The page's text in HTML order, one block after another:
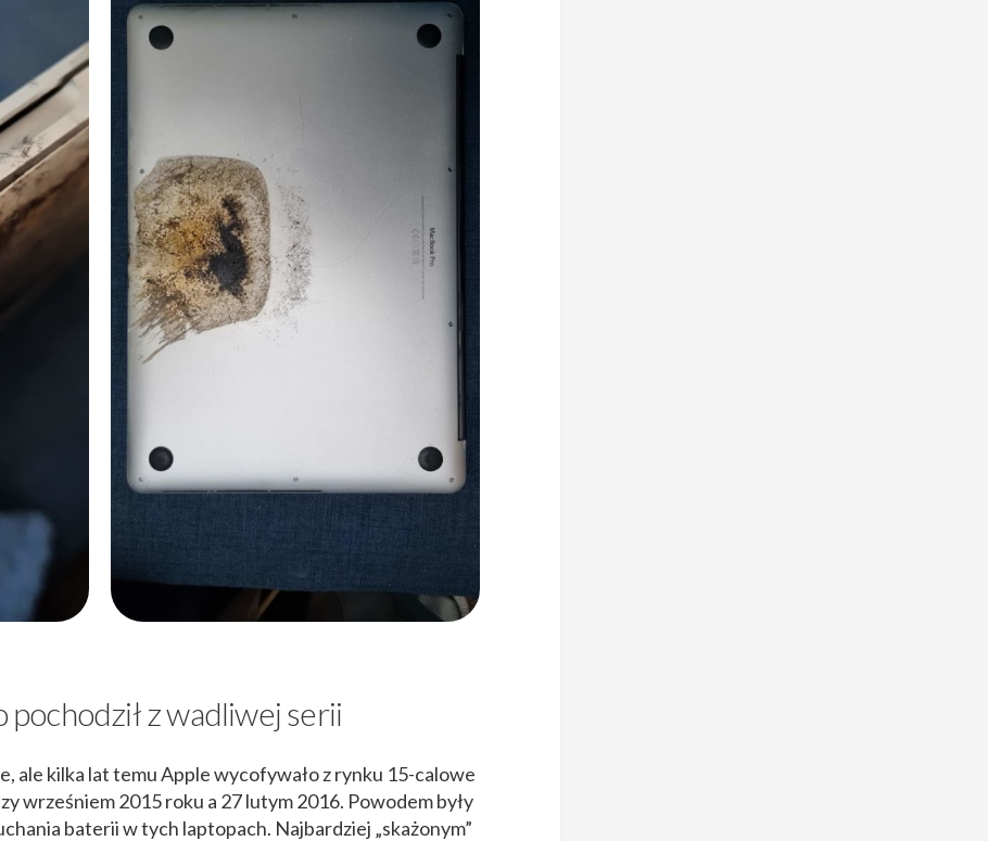
z wadliwej serii
ale kilka lat temu Apple wycofywało z rynku 15-calowe
wrześniem 2015 roku a 27 lutym 2016. Powodem były
baterii w tych laptopach. Najbardziej „skażonym”